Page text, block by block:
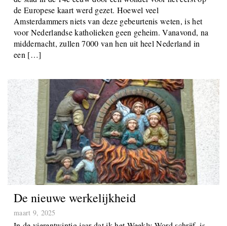
Een van de best bewaarde geheimen van Amsterdam is hoe
de stad in de 14e eeuw door een wonder voor het eerst op
de Europese kaart werd gezet. Hoewel veel
Amsterdammers niets van deze gebeurtenis weten, is het
voor Nederlandse katholieken geen geheim. Vanavond, na
middernacht, zullen 7000 van hen uit heel Nederland in
De nieuwe werkelijkheid